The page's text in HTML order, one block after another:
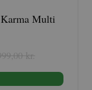
Multi
kr.